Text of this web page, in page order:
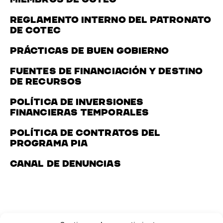
Reglamento interno del Patronato
de Cotec
Prácticas de Buen Gobierno
Fuentes de financiación y destino
de recursos
Política de inversiones
financieras temporales
Política de contratos del
Programa PIA
Canal de denuncias